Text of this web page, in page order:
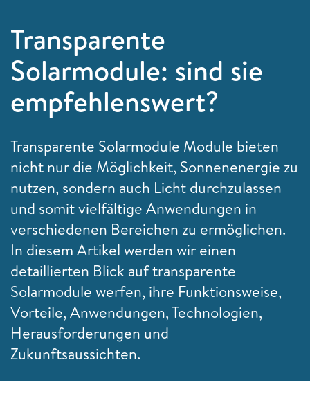
Transparente
Solarmodule: sind sie
empfehlenswert?
Transparente Solarmodule Module bieten
nicht nur die Möglichkeit, Sonnenenergie zu
nutzen, sondern auch Licht durchzulassen
und somit vielfältige Anwendungen in
verschiedenen Bereichen zu ermöglichen.
In diesem Artikel werden wir einen
detaillierten Blick auf transparente
Solarmodule werfen, ihre Funktionsweise,
Vorteile, Anwendungen, Technologien,
Herausforderungen und
Zukunftsaussichten.